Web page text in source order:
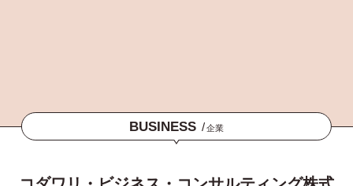
BUSINESS /企業